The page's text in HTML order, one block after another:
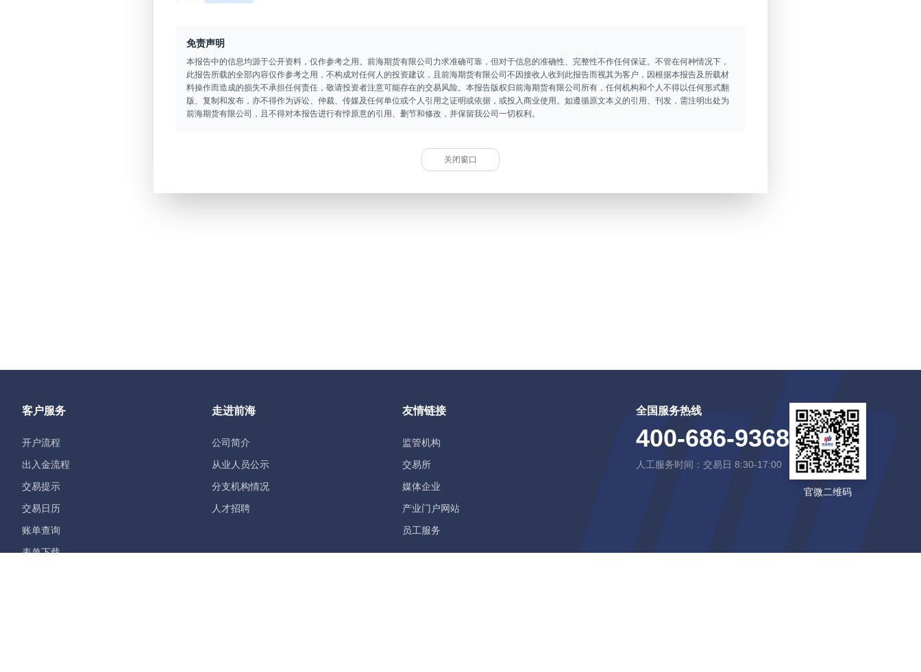
免责声明
本报告中的信息均源于公开资料，仅作参考之用。前海期货有限公司力求准确可靠，但对于信息的准确性、完整性不作任何保证。不管在何种情况下，
此报告所载的全部内容仅作参考之用，不构成对任何人的投资建议，且前海期货有限公司不因接收人收到此报告而视其为客户，因根据本报告及所载材
料操作而造成的损失不承担任何责任，敬请投资者注意可能存在的交易风险。本报告版权归前海期货有限公司所有，任何机构和个人不得以任何形式翻
版、复制和发布，亦不得作为诉讼、仲裁、传媒及任何单位或个人引用之证明或依据，或投入商业使用。如遵循原文本义的引用、刊发，需注明出处为
前海期货有限公司，且不得对本报告进行有悖原意的引用、删节和修改，并保留我公司一切权利。
关闭窗口
客户服务
开户流程
出入金流程
交易提示
交易日历
账单查询
表单下载
走进前海
公司简介
从业人员公示
分支机构情况
人才招聘
友情链接
监管机构
交易所
媒体企业
产业门户网站
员工服务
全国服务热线
400-686-9368
人工服务时间：交易日 8:30-17:00
官微二维码